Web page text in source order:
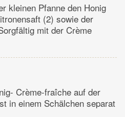
kleinen Pfanne den Honig
(2) sowie der
mit der Crème
Crème-fraîche auf der
in einem Schälchen separat